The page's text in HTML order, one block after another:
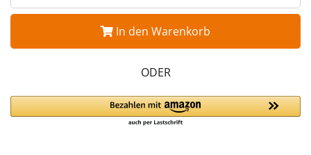
In den Warenkorb
ODER